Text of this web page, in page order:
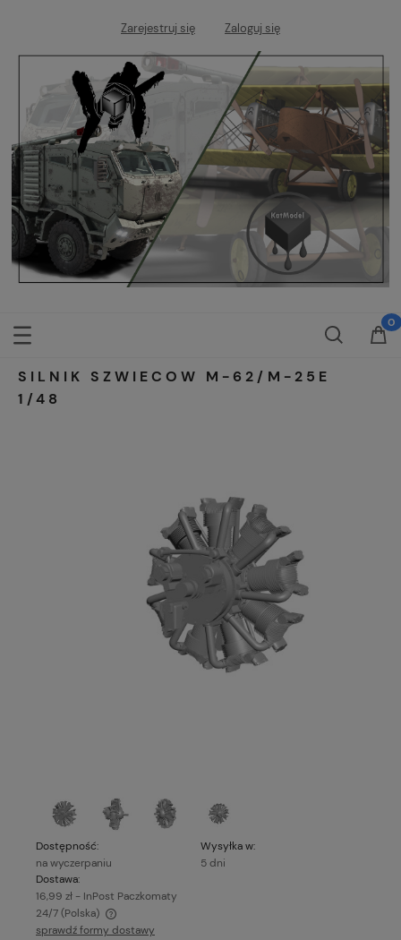
Zarejestruj się Zaloguj się
SILNIK SZWIECOW M-62/M-25E
1/48
Dostępność:
na wyczerpaniu
Wysyłka w:
5 dni
Dostawa:
16,99 zł - InPost Paczkomaty
24/7(Polska)
Cena nie zawiera ewentualnych kosztów płatności
sprawdź formy dostawy